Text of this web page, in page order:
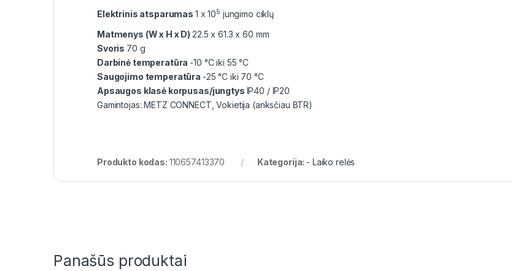
Elektrinis atsparumas 1 x 105 jungimo ciklų
Matmenys (W x H x D)22.5 x 61.3 x 60 mm
Svoris 70 g
Darbinė temperatūra -10 °C iki 55 °C
Saugojimo temperatūra -25 °C iki 70 °C
Apsaugos klasė korpusas/jungtys IP40 / IP20
Gamintojas: METZ CONNECT, Vokietija (anksčiau BTR)
Produkto kodas: 110657413370 Kategorija: - Laiko relės
Panašūs produktai